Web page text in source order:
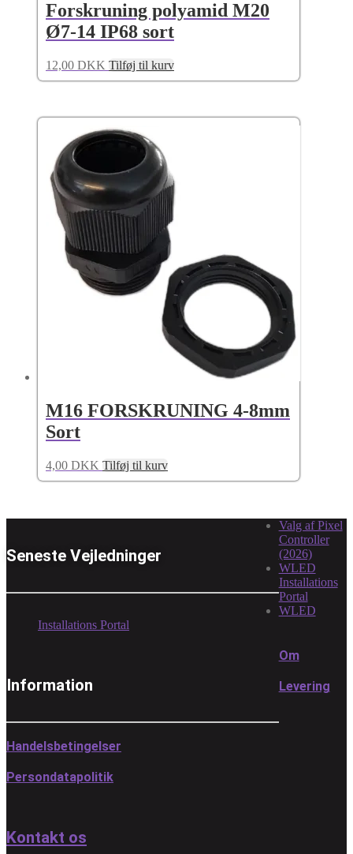
Forskruning polyamid M20
Ø7-14 IP68 sort
12,00 DKK Tilføj til kurv
M16 FORSKRUNING 4-8mm
Sort
4,00 DKK Tilføj til kurv
Seneste Vejledninger
Valg af Pixel
Controller
(2026)
WLED
Installations
Portal
WLED
Installations Portal
Information
Om
Levering
Handelsbetingelser
Persondatapolitik
Kontakt os